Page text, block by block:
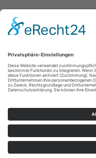
Impressum|
Stadtmarketing Warstein